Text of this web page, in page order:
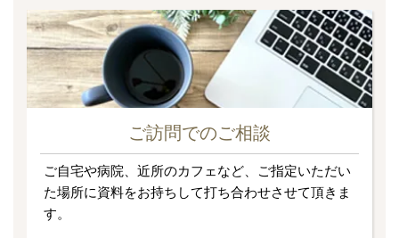
ご訪問でのご相談
ご自宅や病院、近所のカフェなど、ご指定いただい
た場所に資料をお持ちして打ち合わせさせて頂きま
す。